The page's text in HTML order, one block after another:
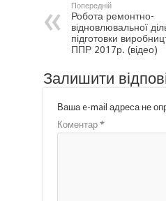
Попередній
Робота ремонтно-
відновлювальної
підготовки
ППР 2017р. (відео)
Залишити
Ваша e-mail адреса не
Коментар *